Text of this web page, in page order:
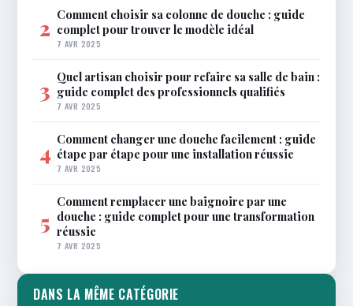
2 Comment choisir sa colonne de douche : guide
complet pour trouver le modèle idéal
7 AVR 2025
3 Quel artisan choisir pour refaire sa salle de bain :
guide complet des professionnels qualifiés
7 AVR 2025
4 Comment changer une douche facilement : guide
étape par étape pour une installation réussie
7 AVR 2025
5
Comment remplacer une baignoire par une
douche : guide complet pour une transformation
réussie
7 AVR 2025
DANS LA MÊME CATÉGORIE